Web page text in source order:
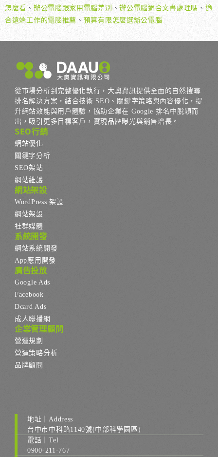
怎麼看 、 辦公電腦跟家用電腦差別 、辦公電腦適合文書處理嗎 、 適
合遠端工作的電腦推薦 、 預算有限怎麼選辦公電腦
從市場分析到完整優化執行，大奧資訊提供全面的自然搜尋
排名解決方案，結合技術 SEO、關鍵字策略與內容優化，提
升網站效能與用戶體驗，協助企業在 Google 排名中脫穎而
出，吸引更多目標客戶，實現品牌曝光與銷售增長。
SEO行銷
網站優化
關鍵字分析
SEO架站
網站維護
網站架設
WordPress 架設
網站架設
社群媒體
系統開發
網站系統開發
App應用開發
廣告投放
Google Ads
Facebook
Dcard Ads
成人聯播網
企業管理顧問
營運規劃
營運策略分析
品牌顧問
地址｜Address
台中市中科路1140號(中部科學園區)
電話｜Tel
0900-211-767